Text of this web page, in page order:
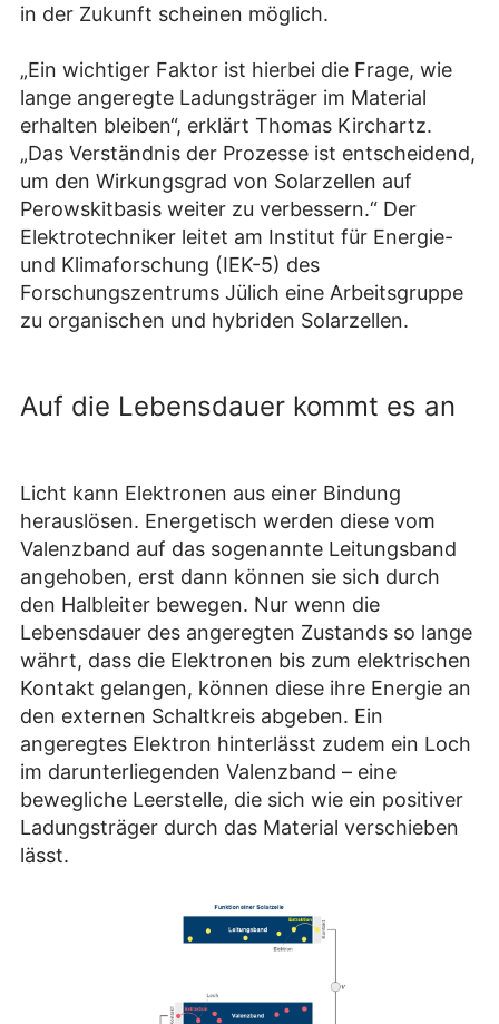
in der Zukunft scheinen möglich.
„Ein wichtiger Faktor ist hierbei die Frage, wie
lange angeregte Ladungsträger im Material
erhalten bleiben“, erklärt Thomas Kirchartz.
„Das Verständnis der Prozesse ist entscheidend,
um den Wirkungsgrad von Solarzellen auf
Perowskitbasis weiter zu verbessern.“ Der
Elektrotechniker leitet am Institut für Energie-
und Klimaforschung (IEK-5) des
Forschungszentrums Jülich eine Arbeitsgruppe
zu organischen und hybriden Solarzellen.
Auf die Lebensdauer kommt es an
Licht kann Elektronen aus einer Bindung
herauslösen. Energetisch werden diese vom
Valenzband auf das sogenannte Leitungsband
angehoben, erst dann können sie sich durch
den Halbleiter bewegen. Nur wenn die
Lebensdauer des angeregten Zustands so lange
währt, dass die Elektronen bis zum elektrischen
Kontakt gelangen, können diese ihre Energie an
den externen Schaltkreis abgeben. Ein
angeregtes Elektron hinterlässt zudem ein Loch
im darunterliegenden Valenzband – eine
bewegliche Leerstelle, die sich wie ein positiver
Ladungsträger durch das Material verschieben
lässt.